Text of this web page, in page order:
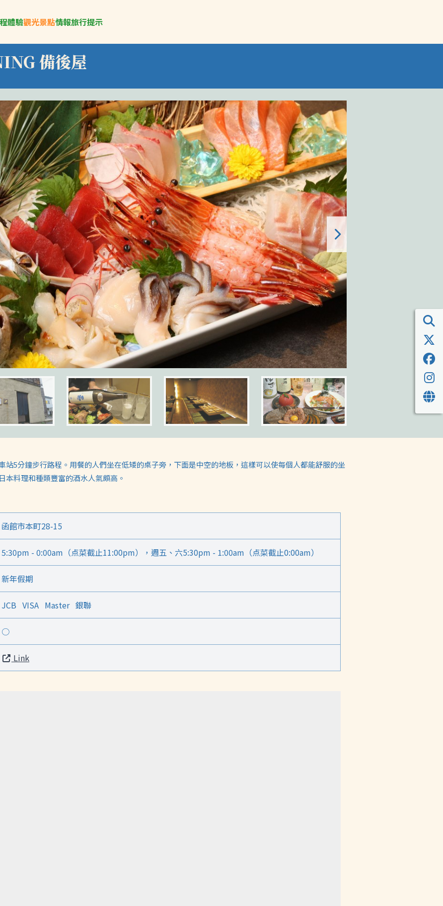
體驗觀光景點情報旅行提示
備後屋
站5分鐘步行路程。用餐的人們坐在低矮的桌子旁，下面是中空的地板，這樣可以使每個人都能舒服的坐
本料理和種類豐富的酒水人氣頗高。
函館市本町28-15
5:30pm - 0:00am（点菜截止11:00pm），週五、六5:30pm - 1:00am（点菜截止0:00am）
新年假期
JCB VISA Master 銀聯
○
Link